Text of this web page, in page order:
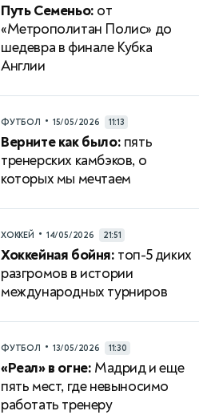
Путь Семеньо: от
«Метрополитан Полис» до
шедевра в финале Кубка
Англии
ФУТБОЛ • 15/05/2026 11:13
Верните как было: пять
тренерских камбэков, о
которых мы мечтаем
ХОККЕЙ • 14/05/2026 21:51
Хоккейная бойня: топ-5 диких
разгромов в истории
международных турниров
ФУТБОЛ • 13/05/2026 11:30
«Реал» в огне: Мадрид и еще
пять мест, где невыносимо
работать тренеру